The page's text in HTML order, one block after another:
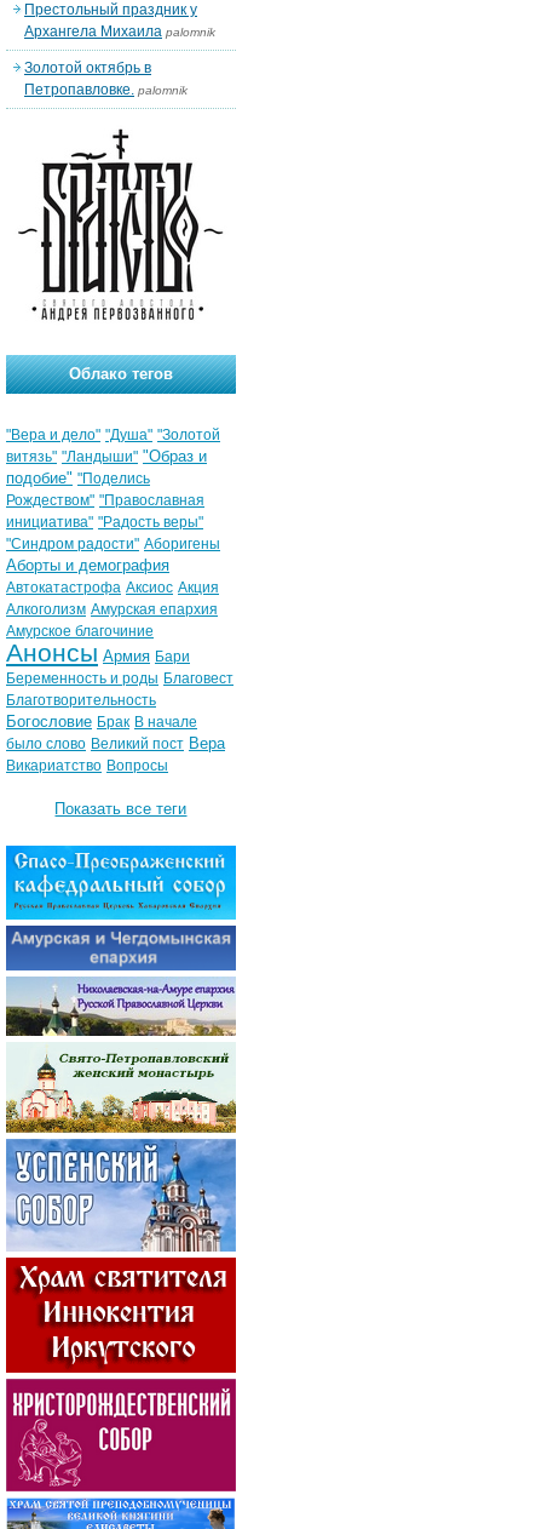
Престольный праздник у
Архангела Михаила palomnik
Золотой октябрь в
Петропавловке. palomnik
Облако тегов
"Вера и дело" "Душа" "Золотой
витязь" "Ландыши" "Образ и
подобие" "Поделись
Рождеством" "Православная
инициатива" "Радость веры"
"Синдром радости" Аборигены
Аборты и демография
Автокатастрофа Аксиос Акция
Алкоголизм Амурская епархия
Амурское благочиние
Анонсы Армия Бари
Беременность и роды Благовест
Благотворительность
Богословие Брак В начале
было слово Великий пост Вера
Викариатство Вопросы
Показать все теги